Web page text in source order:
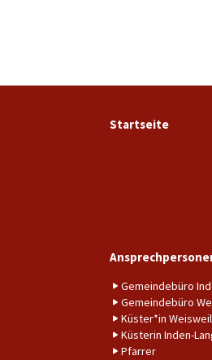
Startseite
Gemeindebüro
Gemeindebüro
Küster*in
Küsterin Inden-
Pfarrer